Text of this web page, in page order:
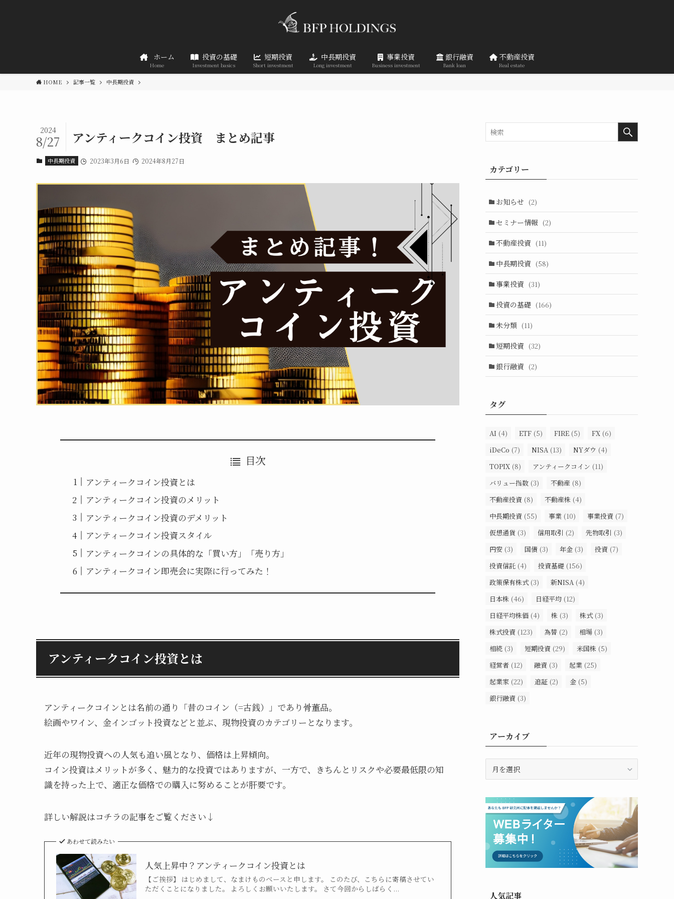
ホーム
Home
投資の基礎
Investment basics
短期投資
Short investment
中長期投資
Long investment
事業投資
Business investment
銀行融資
Bank loan
不動産投資
Real estate
HOME 記事一覧 中長期投資
アンティークコイン投資 まとめ記事
2024
8/27
中長期投資 2023年3月6日 2024年8月27日
目次
アンティークコイン投資とは
アンティークコイン投資のメリット
アンティークコイン投資のデメリット
アンティークコイン投資スタイル
アンティークコインの具体的な「買い方」「売り方」
アンティークコイン即売会に実際に行ってみた！
アンティークコイン投資とは
アンティークコインとは名前の通り「昔のコイン（=古銭）」であり骨董品。
絵画やワイン、金インゴット投資などと並ぶ、現物投資のカテゴリーとなります。
近年の現物投資への人気も追い風となり、価格は上昇傾向。
コイン投資はメリットが多く、魅力的な投資ではありますが、一方で、きちんとリスクや必要最低限の知
識を持った上で、適正な価格での購入に努めることが肝要です。
詳しい解説はコチラの記事をご覧ください↓
あわせて読みたい
人気上昇中？アンティークコイン投資とは
【ご挨拶】 はじめまして、なまけものベースと申します。 このたび、こちらに寄稿させてい
ただくことになりました。 よろしくお願いいたします。 さて今回からしばらく...
カテゴリー
お知らせ (2)
セミナー情報 (2)
不動産投資 (11)
中長期投資 (58)
事業投資 (31)
投資の基礎 (166)
未分類 (11)
短期投資 (32)
銀行融資 (2)
タグ
AI (4) ETF (5) FIRE (5) FX (6)
iDeCo (7) NISA (13) NYダウ (4)
TOPIX (8) アンティークコイン (11)
バリュー指数 (3) 不動産 (8)
不動産投資 (8) 不動産株 (4)
中長期投資 (55) 事業 (10) 事業投資 (7)
仮想通貨 (3) 信用取引 (2) 先物取引 (3)
円安 (3) 国債 (3) 年金 (3) 投資 (7)
投資信託 (4) 投資基礎 (156)
政策保有株式 (3) 新NISA (4)
日本株 (46) 日経平均 (12)
日経平均株価 (4) 株 (3) 株式 (3)
株式投資 (123) 為替 (2) 相場 (3)
相続 (3) 短期投資 (29) 米国株 (5)
経営者 (12) 融資 (3) 起業 (25)
起業家 (22) 追証 (2) 金 (5)
銀行融資 (3)
アーカイブ
イ
ブ
人気記事